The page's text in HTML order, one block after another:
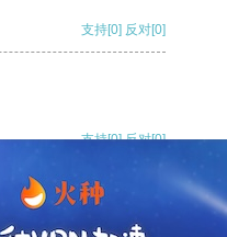
支持[0] 反对[0]
支持[0] 反对[0]